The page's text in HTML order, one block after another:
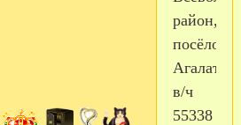
район,
посёлок
в/ч
55338